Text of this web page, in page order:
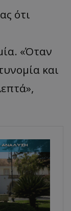
ότι
«Όταν
και